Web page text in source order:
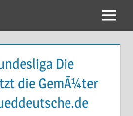
Menu
Die
die GemÃ¼ter